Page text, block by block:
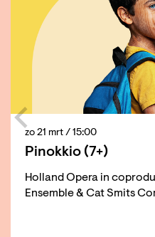
Pinokkio (7+)
Holland Opera in
Ensemble & Cat Smits
zo 21 mrt / 15:00